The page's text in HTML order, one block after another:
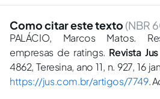
Como citar este texto (NBR
PALÁCIO, Marcos Matos.
empresas de ratings. Revista
4862, Teresina, ano 11, n. 927, 16
https://jus.com.br/artigos/7749.